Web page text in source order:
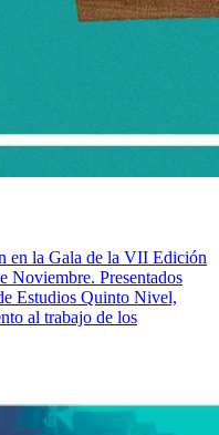
en la Gala de la VII Edición
Noviembre. Presentados
Estudios Quinto Nivel,
al trabajo de los